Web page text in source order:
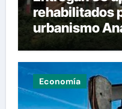
rehabilitados
urbanismo
Guaira
Economía